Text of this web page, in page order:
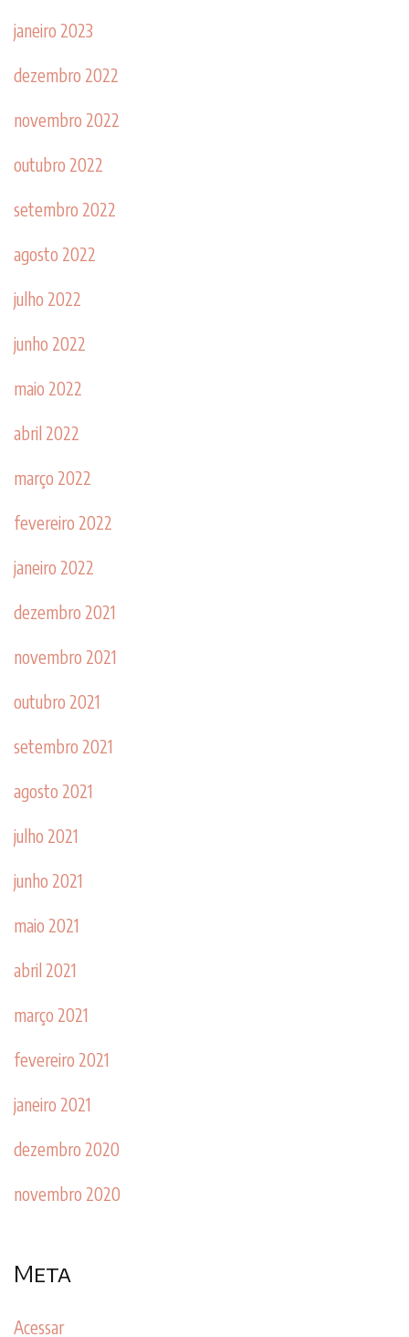
janeiro 2023
dezembro 2022
novembro 2022
outubro 2022
setembro 2022
agosto 2022
julho 2022
junho 2022
maio 2022
abril 2022
março 2022
fevereiro 2022
janeiro 2022
dezembro 2021
novembro 2021
outubro 2021
setembro 2021
agosto 2021
julho 2021
junho 2021
maio 2021
abril 2021
março 2021
fevereiro 2021
janeiro 2021
dezembro 2020
novembro 2020
Meta
Acessar